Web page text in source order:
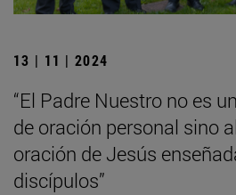
13 | 11 | 2024
“El Padre Nuestro no es
de oración personal sino
oración de Jesús
discípulos”